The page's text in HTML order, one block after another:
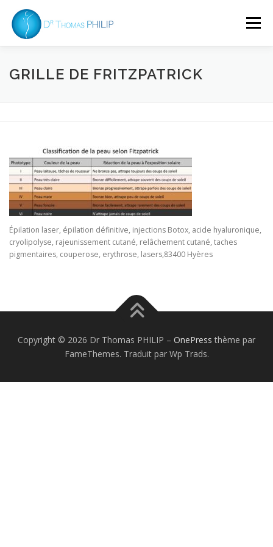
contenu
Menu
MÉDECINE GÉNÉRALE LASER / ESTHÉTIQUE
ACTUALITÉS
GRILLE DE FRITZPATRICK
Épilation laser, épilation définitive, injections Botox, acide hyaluronique,
cryolipolyse, rajeunissement cutané, relâchement cutané, taches
pigmentaires, couperose, erythrose, lasers,83400 Hyères
Copyright © 2026 Dr Thomas PHILIP – OnePress thème par
FameThemes. Traduit par Wp Trads.